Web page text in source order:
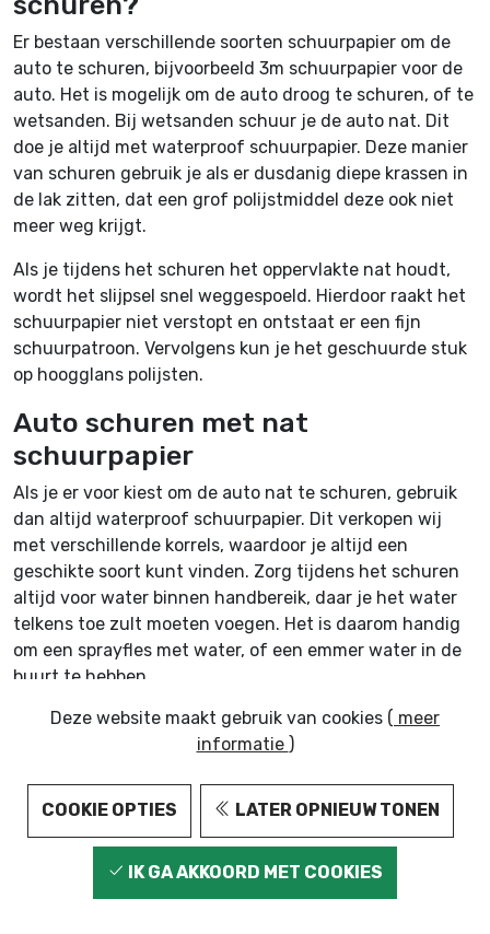
Er bestaan verschillende soorten schuurpapier om de
auto te schuren, bijvoorbeeld 3m schuurpapier voor de
auto. Het is mogelijk om de auto droog te schuren, of te
wetsanden. Bij wetsanden schuur je de auto nat. Dit
doe je altijd met waterproof schuurpapier. Deze manier
van schuren gebruik je als er dusdanig diepe krassen in
de lak zitten, dat een grof polijstmiddel deze ook niet
meer weg krijgt.
Als je tijdens het schuren het oppervlakte nat houdt,
wordt het slijpsel snel weggespoeld. Hierdoor raakt het
schuurpapier niet verstopt en ontstaat er een fijn
schuurpatroon. Vervolgens kun je het geschuurde stuk
op hoogglans polijsten.
Auto schuren met nat
schuurpapier
Als je er voor kiest om de auto nat te schuren, gebruik
dan altijd waterproof schuurpapier. Dit verkopen wij
met verschillende korrels, waardoor je altijd een
geschikte soort kunt vinden. Zorg tijdens het schuren
altijd voor water binnen handbereik, daar je het water
telkens toe zult moeten voegen. Het is daarom handig
om een sprayfles met water, of een emmer water in de
buurt te hebben.
Gebruik verschillende soorten schuurpapier, zodat de
schuurkrassen zo fijn mogelijk gemaakt worden op het
weggeschuurd is. Heb je daarna nog een glanzende lijn
nogmaals overheen zodat de kras echt verdwijnt.
Auto schuren met droog
Deze website maakt gebruik van cookies ( meer
informatie )
COOKIE OPTIES LATER OPNIEUW TONEN
IK GA AKKOORD MET COOKIES